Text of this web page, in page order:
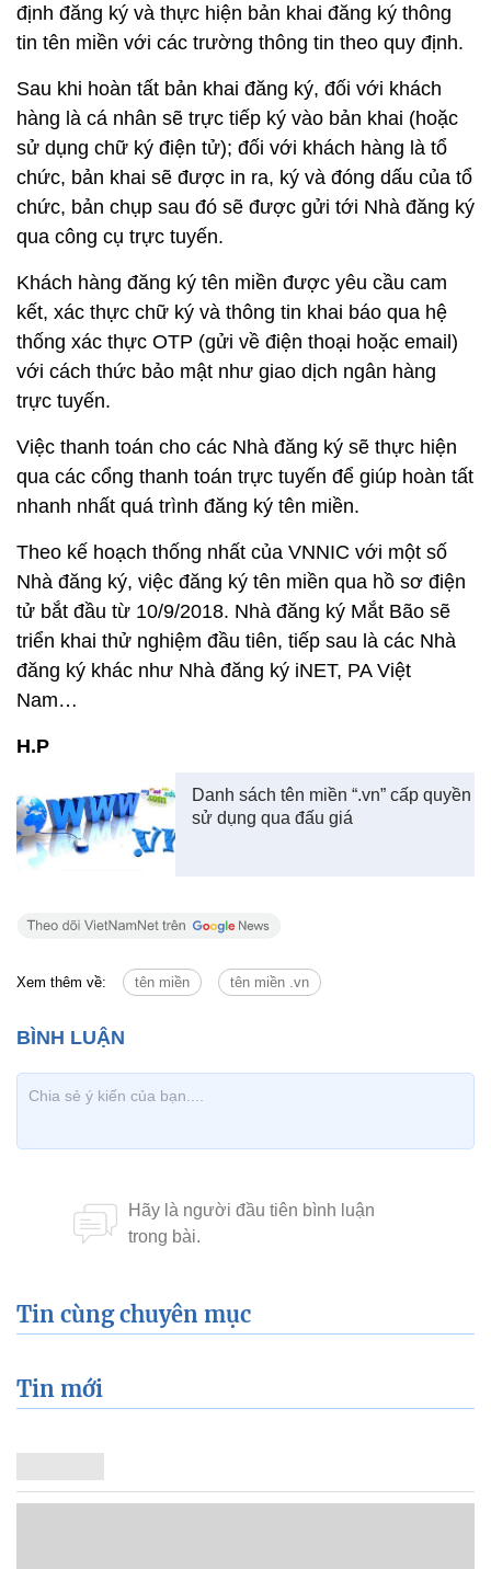
định đăng ký và thực hiện bản khai đăng ký thông
tin tên miền với các trường thông tin theo quy định.
Sau khi hoàn tất bản khai đăng ký, đối với khách
hàng là cá nhân sẽ trực tiếp ký vào bản khai (hoặc
sử dụng chữ ký điện tử); đối với khách hàng là tổ
chức, bản khai sẽ được in ra, ký và đóng dấu của tổ
chức, bản chụp sau đó sẽ được gửi tới Nhà đăng ký
qua công cụ trực tuyến.
Khách hàng đăng ký tên miền được yêu cầu cam
kết, xác thực chữ ký và thông tin khai báo qua hệ
thống xác thực OTP (gửi về điện thoại hoặc email)
với cách thức bảo mật như giao dịch ngân hàng
trực tuyến.
Việc thanh toán cho các Nhà đăng ký sẽ thực hiện
qua các cổng thanh toán trực tuyến để giúp hoàn tất
nhanh nhất quá trình đăng ký tên miền.
Theo kế hoạch thống nhất của VNNIC với một số
Nhà đăng ký, việc đăng ký tên miền qua hồ sơ điện
tử bắt đầu từ 10/9/2018. Nhà đăng ký Mắt Bão sẽ
triển khai thử nghiệm đầu tiên, tiếp sau là các Nhà
đăng ký khác như Nhà đăng ký iNET, PA Việt
Nam…
H.P
Danh sách tên miền “.vn” cấp quyền
sử dụng qua đấu giá
Xem thêm về: tên miền tên miền .vn
Tin cùng chuyên mục
Tin mới